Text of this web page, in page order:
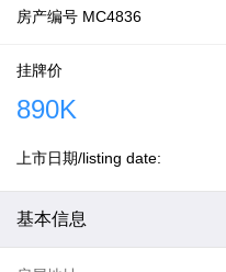
房产编号 MC4836
挂牌价
890K
上市日期/listing date:
基本信息